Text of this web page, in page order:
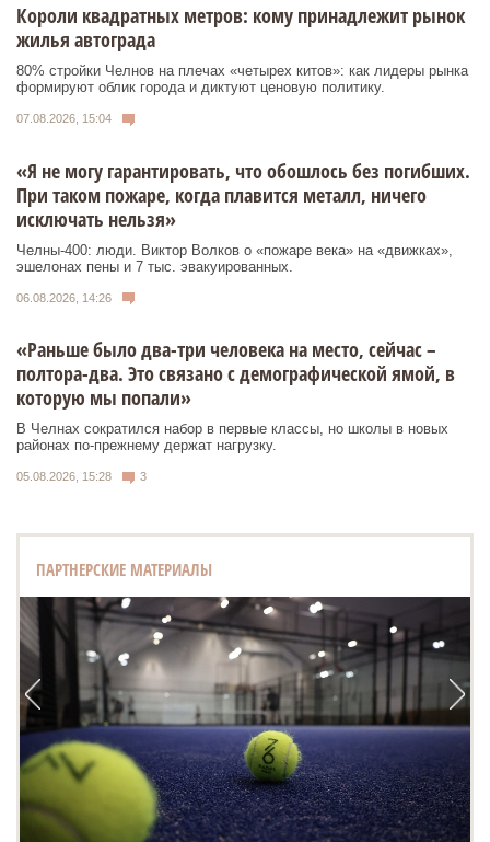
Короли квадратных метров: кому принадлежит рынок
жилья автограда
80% стройки Челнов на плечах «четырех китов»: как лидеры рынка
формируют облик города и диктуют ценовую политику.
07.08.2026, 15:04
«Я не могу гарантировать, что обошлось без погибших.
При таком пожаре, когда плавится металл, ничего
исключать нельзя»
Челны-400: люди. Виктор Волков о «пожаре века» на «движках»,
эшелонах пены и 7 тыс. эвакуированных.
06.08.2026, 14:26
«Раньше было два-три человека на место, сейчас –
полтора-два. Это связано с демографической ямой, в
которую мы попали»
В Челнах сократился набор в первые классы, но школы в новых
районах по-прежнему держат нагрузку.
05.08.2026, 15:28 3
ПАРТНЕРСКИЕ МАТЕРИАЛЫ